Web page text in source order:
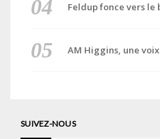
Feldup fonce vers le
AM Higgins, une
SUIVEZ-NOUS